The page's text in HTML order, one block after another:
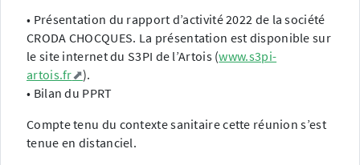
• Présentation du rapport d’activité 2022 de la société
CRODA CHOCQUES. La présentation est disponible sur
le site internet du S3PI de l’Artois (www.s3pi-
artois.fr
).
• Bilan du PPRT
Compte tenu du contexte sanitaire cette réunion s’est
tenue en distanciel.